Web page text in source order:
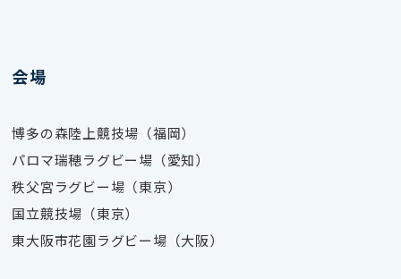
会場
博多の森陸上競技場（福岡）
パロマ瑞穂ラグビー場（愛知）
秩父宮ラグビー場（東京）
国立競技場（東京）
東大阪市花園ラグビー場（大阪）